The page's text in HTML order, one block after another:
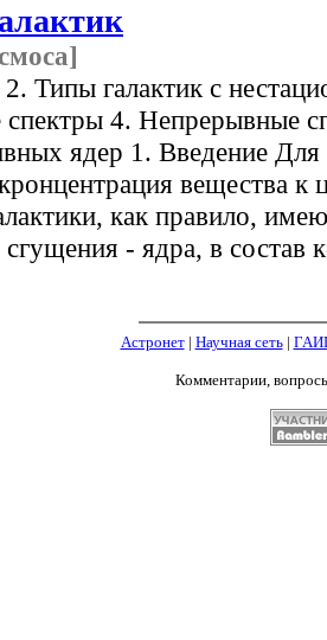
Типы галактик с
4. Непрерывные
ядер 1. Введение
вещества к
как правило,
- ядра, в состав
Астронет| Научная сеть|
Комментарии,